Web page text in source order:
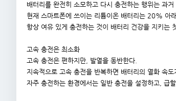
배터리를 완전히 소모하고 다시 충전하는 행위는 과
현재 스마트폰에 쓰이는 리튬이온 배터리는 20% 아
항상 여유 있게 충전하는 것이 배터리 건강을 지키는
고속 충전은 최소화
고속 충전은 편하지만, 발열을 동반한다.
지속적으로 고속 충전을 반복하면 배터리의 열화 속도
자주 충전하는 환경에서는 일반 충전을 설정하고, 급